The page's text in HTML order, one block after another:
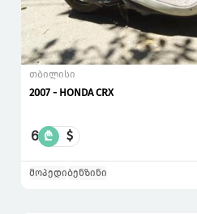
თბილისი
2007 - HONDA CRX
6 ₾ $
მოპედიბენზინი